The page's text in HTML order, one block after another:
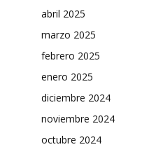
abril 2025
marzo 2025
febrero 2025
enero 2025
diciembre 2024
noviembre 2024
octubre 2024